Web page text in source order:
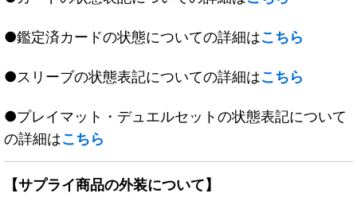
●鑑定済カードの状態についての詳細はこちら
●スリーブの状態表記についての詳細はこちら
●プレイマット・デュエルセットの状態表記について
の詳細はこちら
【サプライ商品の外装について】